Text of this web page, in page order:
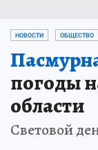
НОВОСТИ ОБЩЕСТВО
погоды
области
Световой